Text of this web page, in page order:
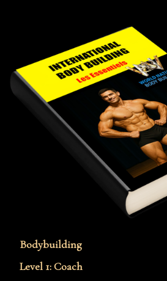
Bodybuilding
Level 1: Coach